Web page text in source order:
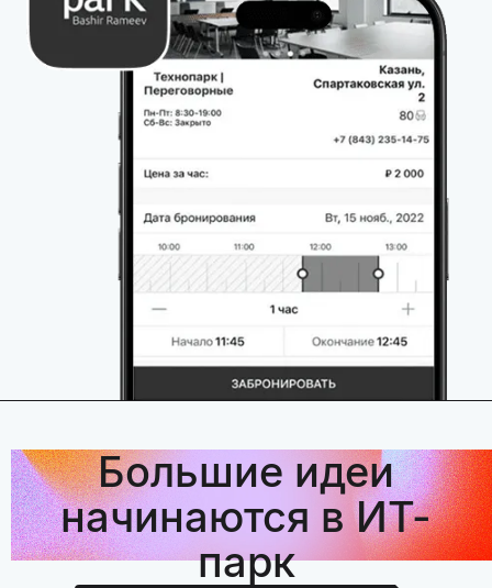
Большие идеи
начинаются в ИТ-
парк